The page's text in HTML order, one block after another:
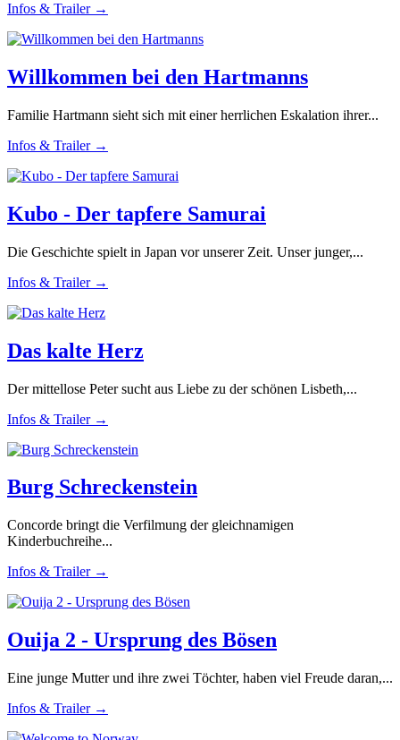
Infos & Trailer →
Willkommen bei den Hartmanns
Familie Hartmann sieht sich mit einer herrlichen Eskalation ihrer...
Infos & Trailer →
Kubo - Der tapfere Samurai
Die Geschichte spielt in Japan vor unserer Zeit. Unser junger,...
Infos & Trailer →
Das kalte Herz
Der mittellose Peter sucht aus Liebe zu der schönen Lisbeth,...
Infos & Trailer →
Burg Schreckenstein
Concorde bringt die Verfilmung der gleichnamigen
Kinderbuchreihe...
Infos & Trailer →
Ouija 2 - Ursprung des Bösen
Eine junge Mutter und ihre zwei Töchter, haben viel Freude daran,...
Infos & Trailer →